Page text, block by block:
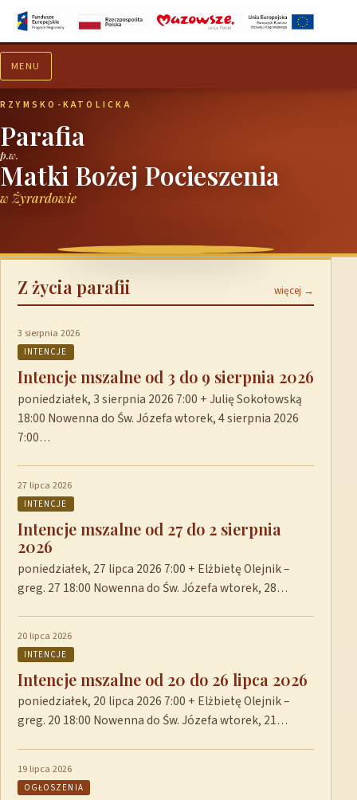
MENU
RZYMSKO-KATOLICKA
Parafia
p.w.
Matki Bożej Pocieszenia
w Żyrardowie
Z życia parafii więcej →
3 sierpnia 2026
INTENCJE
Intencje mszalne od 3 do 9 sierpnia 2026
poniedziałek, 3 sierpnia 2026 7:00 + Julię Sokołowską
18:00 Nowenna do Św. Józefa wtorek, 4 sierpnia 2026
7:00…
27 lipca 2026
INTENCJE
Intencje mszalne od 27 do 2 sierpnia
2026
poniedziałek, 27 lipca 2026 7:00 + Elżbietę Olejnik –
greg. 27 18:00 Nowenna do Św. Józefa wtorek, 28…
20 lipca 2026
INTENCJE
Intencje mszalne od 20 do 26 lipca 2026
poniedziałek, 20 lipca 2026 7:00 + Elżbietę Olejnik –
greg. 20 18:00 Nowenna do Św. Józefa wtorek, 21…
19 lipca 2026
OGŁOSZENIA